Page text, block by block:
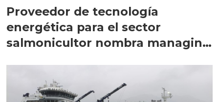
Proveedor de tecnología
energética para el sector
salmonicultor nombra managing